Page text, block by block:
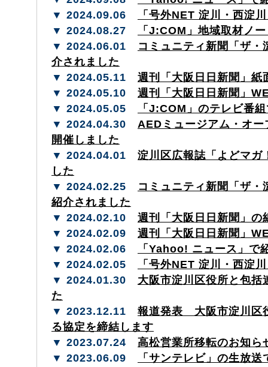
▼ 2024.09.06
「号外NET 淀川・西淀
▼ 2024.08.27
「J:COM」地域取材ノ
▼ 2024.06.01 コミュニティ新聞「ザ・
介されました
▼ 2024.05.11 週刊「大阪日日新聞」紙
▼ 2024.05.10 週刊「大阪日日新聞」
▼ 2024.05.05
「J:COM」のテレビ番
▼ 2024.04.30 AEDミュージアム・オ
開催しました
▼ 2024.04.01 淀川区広報誌「よどマガ
した
▼ 2024.02.25 コミュニティ新聞「ザ・
紹介されました
▼ 2024.02.10 週刊「大阪日日新聞」の
▼ 2024.02.09 週刊「大阪日日新聞」
▼ 2024.02.06
「Yahoo! ニュース」で
▼ 2024.02.05
「号外NET 淀川・西淀
▼ 2024.01.30 大阪市淀川区役所と包括
た
▼ 2023.12.11 報道発表 大阪市淀川区
る協定を締結します
▼ 2023.07.24 高松営業所移転のお知ら
▼ 2023.06.09
「サンテレビ」の生放